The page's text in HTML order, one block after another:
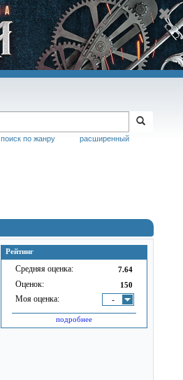
расширенный
поиск по жанру
Рейтинг
Средняя оценка: 7.64
Оценок: 150
Моя оценка: -
подробнее